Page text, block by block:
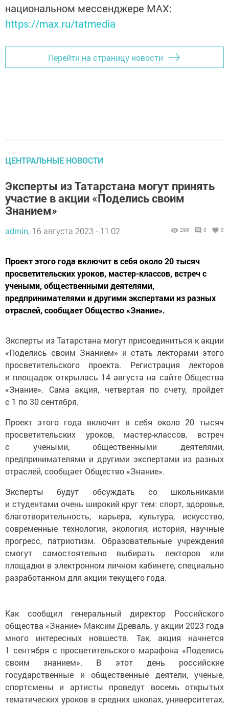
национальном мессенджере MАХ:
https://max.ru/tatmedia
Перейти на страницу новости
ЦЕНТРАЛЬНЫЕ НОВОСТИ
Эксперты из Татарстана могут принять
участие в акции «Поделись своим
Знанием»
admin, 16 августа 2023 - 11:02 298 0 0
Проект этого года включит в себя около 20 тысяч
просветительских уроков, мастер-классов, встреч с
учеными, общественными деятелями,
предпринимателями и другими экспертами из разных
отраслей, сообщает Общество «Знание».
Эксперты из Татарстана могут присоединиться к акции
«Поделись своим Знанием» и стать лекторами этого
просветительского проекта. Регистрация лекторов
и площадок открылась 14 августа на сайте Общества
«Знание». Сама акция, четвертая по счету, пройдет
с 1 по 30 сентября.
Проект этого года включит в себя около 20 тысяч
просветительских уроков, мастер-классов, встреч
с учеными, общественными деятелями,
предпринимателями и другими экспертами из разных
отраслей, сообщает Общество «Знание».
Эксперты будут обсуждать со школьниками
и студентами очень широкий круг тем: спорт, здоровье,
благотворительность, карьера, культура, искусство,
современные технологии, экология, история, научные
прогресс, патриотизм. Образовательные учреждения
смогут самостоятельно выбирать лекторов или
площадки в электронном личном кабинете, специально
разработанном для акции текущего года.
Как сообщил генеральный директор Российского
общества «Знание» Максим Древаль, у акции 2023 года
много интересных новшеств. Так, акция начнется
1 сентября с просветительского марафона «Поделись
своим знанием». В этот день российские
государственные и общественные деятели, ученые,
спортсмены и артисты проведут восемь открытых
тематических уроков в средних школах, университетах,